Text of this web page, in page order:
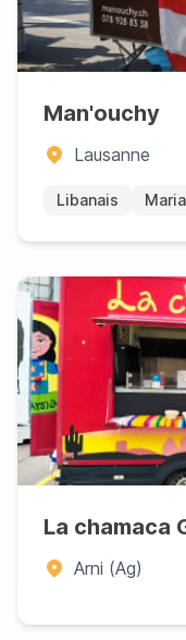
Man'ouchy
Lausanne
Libanais
La chamaca
Arni (Ag)